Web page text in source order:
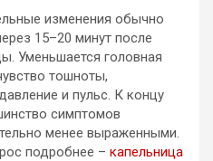
изменения обычно
15–20 минут после
Уменьшается головная
тошноты,
и пульс. К концу
симптомов
менее выраженными.
подробнее – капельница